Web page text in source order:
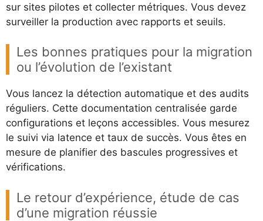
sur sites pilotes et collecter métriques. Vous devez
surveiller la production avec rapports et seuils.
Les bonnes pratiques pour la migration
ou l’évolution de l’existant
Vous lancez la détection automatique et des audits
réguliers. Cette documentation centralisée garde
configurations et leçons accessibles. Vous mesurez
le suivi via latence et taux de succès. Vous êtes en
mesure de planifier des bascules progressives et
vérifications.
Le retour d’expérience, étude de cas
d’une migration réussie